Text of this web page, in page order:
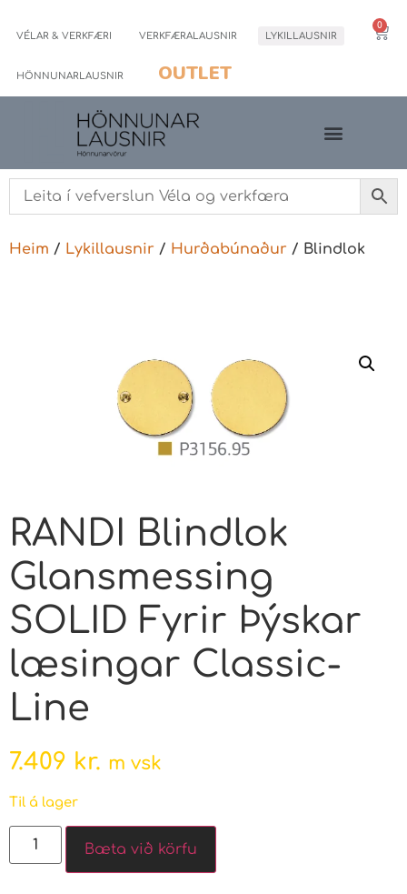
VÉLAR & VERKFÆRI VERKFÆRALAUSNIR LYKILLAUSNIR
HÖNNUNARLAUSNIR OUTLET
0
Heim / Lykillausnir / Hurðabúnaður / Blindlok
RANDI Blindlok
Glansmessing
SOLID Fyrir Þýskar
læsingar Classic-
Line
7.409 kr. m vsk
Til á lager
Bæta við körfu